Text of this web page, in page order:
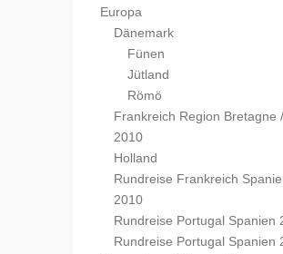
Europa
Dänemark
Fünen
Jütland
Römö
Frankreich Region Bretagne
2010
Holland
Rundreise Frankreich
2010
Rundreise Portugal Spanien
Rundreise Portugal Spanien